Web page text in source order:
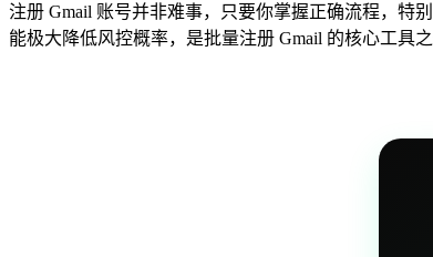
注册 Gmail 账号并非难事，只要你掌握正确流程，特
能极大降低风控概率，是批量注册 Gmail 的核心工具之